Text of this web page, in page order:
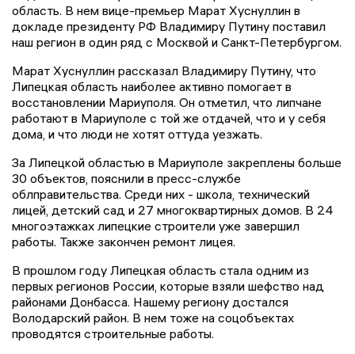
область. В нем вице-премьер Марат Хуснуллин в
докладе президенту РФ Владимиру Путину поставил
наш регион в один ряд с Москвой и Санкт-Петербургом.
Марат Хуснуллин рассказал Владимиру Путину, что
Липецкая область наиболее активно помогает в
восстановлении Мариуполя. Он отметил, что липчане
работают в Мариуполе с той же отдачей, что и у себя
дома, и что люди не хотят оттуда уезжать.
За Липецкой областью в Мариуполе закреплены больше
30 объектов, пояснили в пресс-службе
облправительства. Среди них - школа, технический
лицей, детский сад и 27 многоквартирных домов. В 24
многоэтажках липецкие строители уже завершил
работы. Также закончен ремонт лицея.
В прошлом году Липецкая область стала одним из
первых регионов России, которые взяли шефство над
районами Донбасса. Нашему региону достался
Володарский район. В нем тоже на соцобъектах
проводятся строительные работы.